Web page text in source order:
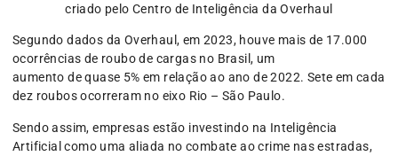
criado pelo Centro de Inteligência da Overhaul
Segundo dados da Overhaul, em 2023, houve mais de 17.000
ocorrências de roubo de cargas no Brasil, um
aumento de quase 5% em relação ao ano de 2022. Sete em cada
dez roubos ocorreram no eixo Rio – São Paulo.
Sendo assim, empresas estão investindo na Inteligência
Artificial como uma aliada no combate ao crime nas estradas,